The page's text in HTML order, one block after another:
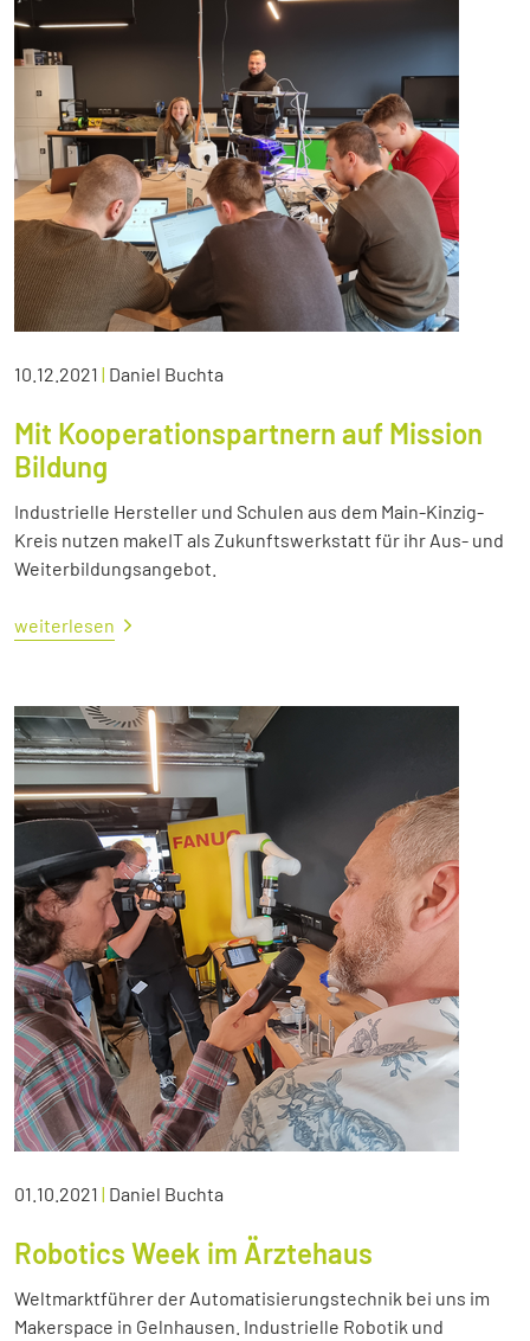
10.12.2021 | Daniel Buchta
Mit Kooperationspartnern auf Mission
Bildung
Industrielle Hersteller und Schulen aus dem Main-Kinzig-
Kreis nutzen makeIT als Zukunftswerkstatt für ihr Aus- und
Weiterbildungsangebot.
weiterlesen
01.10.2021 | Daniel Buchta
Robotics Week im Ärztehaus
Weltmarktführer der Automatisierungstechnik bei uns im
Makerspace in Gelnhausen. Industrielle Robotik und